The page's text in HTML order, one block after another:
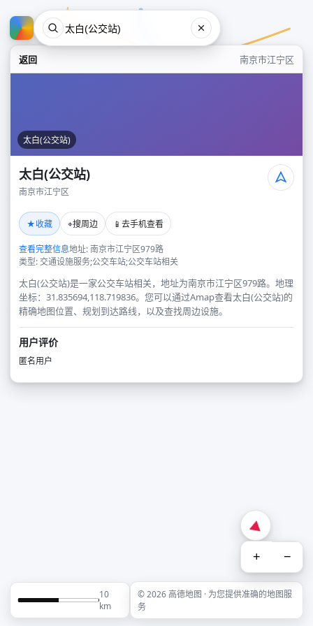
返回 南京市江宁区
太白(公交站)
太白(公交站)
南京市江宁区
★收藏 ⌖搜周边 📱 去手机查看
查看完整信息地址: 南京市江宁区979路
类型: 交通设施服务;公交车站;公交车站相关
太白(公交站)是一家公交车站相关，地址为南京市江宁区979路。地理
坐标：31.835694,118.719836。您可以通过Amap查看太白(公交站)的
精确地图位置、规划到达路线，以及查找周边设施。
用户评价
匿名用户
+ −
10
km
© 2026 高德地图 · 为您提供准确的地图服
务